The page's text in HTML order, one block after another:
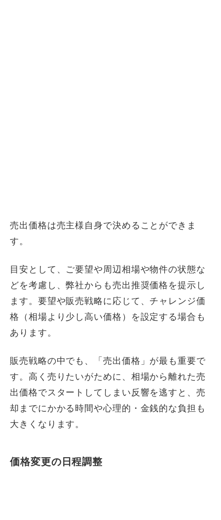
売出価格は売主様自身で決めることができま
す。
目安として、ご要望や周辺相場や物件の状態な
どを考慮し、弊社からも売出推奨価格を提示し
ます。要望や販売戦略に応じて、チャレンジ価
格（相場より少し高い価格）を設定する場合も
あります。
販売戦略の中でも、「売出価格」が最も重要で
す。高く売りたいがために、相場から離れた売
出価格でスタートしてしまい反響を逃すと、売
却までにかかる時間や心理的・金銭的な負担も
大きくなります。
価格変更の日程調整